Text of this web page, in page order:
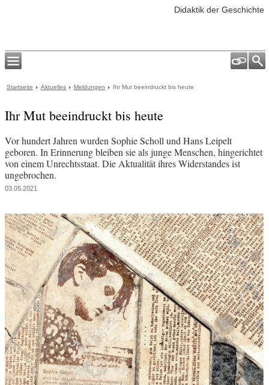
Didaktik der Geschichte
Startseite Aktuelles Meldungen Ihr Mut beeindruckt bis heute
Ihr Mut beeindruckt bis heute
Vor hundert Jahren wurden Sophie Scholl und Hans Leipelt
geboren. In Erinnerung bleiben sie als junge Menschen, hingerichtet
von einem Unrechtsstaat. Die Aktualität ihres Widerstandes ist
ungebrochen.
03.05.2021